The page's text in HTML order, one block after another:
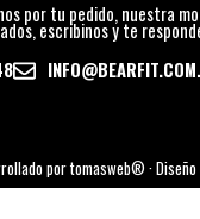
por tu pedido, nuestra
escribinos y te
por tomasweb® · Diseño